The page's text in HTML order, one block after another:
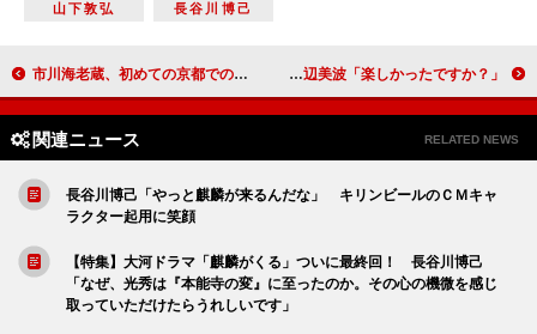
山下敦弘 長谷川博己
市川海老蔵、初めての京都での親子共演 息子・勸玄に「色事をしないように教育しようかな」 藤井流星、高杉真宙と食事に行って大騒ぎに 浜辺美波「楽しかったですか？」
関連ニュース RELATED NEWS
長谷川博己「やっと麒麟が来るんだな」 キリンビールのＣＭキャ
ラクター起用に笑顔
【特集】大河ドラマ「麒麟がくる」ついに最終回！ 長谷川博己
「なぜ、光秀は『本能寺の変』に至ったのか。その心の機微を感じ
取っていただけたらうれしいです」